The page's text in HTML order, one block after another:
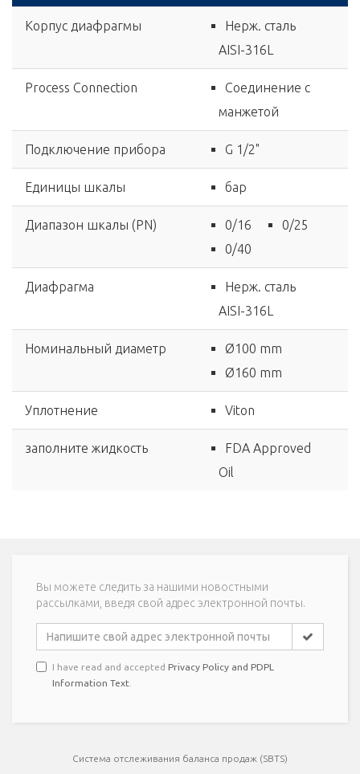
Корпус диафрагмы
Нерж. сталь
AISI-316L
Process Connection
Соединение с
манжетой
Подключение прибора G 1/2"
Единицы шкалы бар
Диапазон шкалы (PN) 0/16
0/25
0/40
Диафрагма
Нерж. сталь
AISI-316L
Номинальный диаметр
Ø100 mm
Ø160 mm
Уплотнение Viton
заполните жидкость
FDA Approved
Oil
Вы можете следить за нашими новостными
рассылками, введя свой адрес электронной почты.
I have read and accepted Privacy Policy and PDPL
Information Text
Система отслеживания баланса продаж (SBTS)